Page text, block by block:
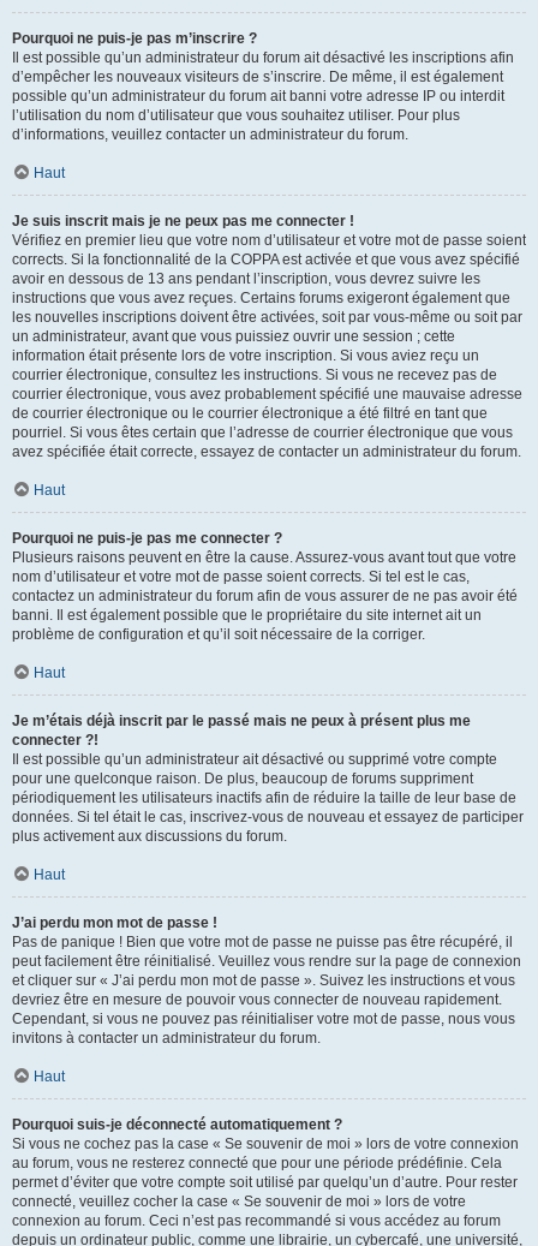
Pourquoi ne puis-je pas m’inscrire ?
Il est possible qu’un administrateur du forum ait désactivé les inscriptions afin
d’empêcher les nouveaux visiteurs de s’inscrire. De même, il est également
possible qu’un administrateur du forum ait banni votre adresse IP ou interdit
l’utilisation du nom d’utilisateur que vous souhaitez utiliser. Pour plus
d’informations, veuillez contacter un administrateur du forum.
Haut
Je suis inscrit mais je ne peux pas me connecter !
Vérifiez en premier lieu que votre nom d’utilisateur et votre mot de passe soient
corrects. Si la fonctionnalité de la COPPA est activée et que vous avez spécifié
avoir en dessous de 13 ans pendant l’inscription, vous devrez suivre les
instructions que vous avez reçues. Certains forums exigeront également que
les nouvelles inscriptions doivent être activées, soit par vous-même ou soit par
un administrateur, avant que vous puissiez ouvrir une session ; cette
information était présente lors de votre inscription. Si vous aviez reçu un
courrier électronique, consultez les instructions. Si vous ne recevez pas de
courrier électronique, vous avez probablement spécifié une mauvaise adresse
de courrier électronique ou le courrier électronique a été filtré en tant que
pourriel. Si vous êtes certain que l’adresse de courrier électronique que vous
avez spécifiée était correcte, essayez de contacter un administrateur du forum.
Haut
Pourquoi ne puis-je pas me connecter ?
Plusieurs raisons peuvent en être la cause. Assurez-vous avant tout que votre
nom d’utilisateur et votre mot de passe soient corrects. Si tel est le cas,
contactez un administrateur du forum afin de vous assurer de ne pas avoir été
banni. Il est également possible que le propriétaire du site internet ait un
problème de configuration et qu’il soit nécessaire de la corriger.
Haut
Je m’étais déjà inscrit par le passé mais ne peux à présent plus me
connecter ?!
Il est possible qu’un administrateur ait désactivé ou supprimé votre compte
pour une quelconque raison. De plus, beaucoup de forums suppriment
périodiquement les utilisateurs inactifs afin de réduire la taille de leur base de
données. Si tel était le cas, inscrivez-vous de nouveau et essayez de participer
plus activement aux discussions du forum.
Haut
J’ai perdu mon mot de passe !
Pas de panique ! Bien que votre mot de passe ne puisse pas être récupéré, il
peut facilement être réinitialisé. Veuillez vous rendre sur la page de connexion
et cliquer sur « J’ai perdu mon mot de passe ». Suivez les instructions et vous
devriez être en mesure de pouvoir vous connecter de nouveau rapidement.
Cependant, si vous ne pouvez pas réinitialiser votre mot de passe, nous vous
invitons à contacter un administrateur du forum.
Haut
Pourquoi suis-je déconnecté automatiquement ?
Si vous ne cochez pas la case « Se souvenir de moi » lors de votre connexion
au forum, vous ne resterez connecté que pour une période prédéfinie. Cela
permet d’éviter que votre compte soit utilisé par quelqu’un d’autre. Pour rester
connecté, veuillez cocher la case « Se souvenir de moi » lors de votre
connexion au forum. Ceci n’est pas recommandé si vous accédez au forum
depuis un ordinateur public, comme une librairie, un cybercafé, une université,